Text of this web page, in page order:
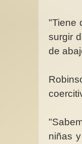
"Tiene
surgir
de
niñas